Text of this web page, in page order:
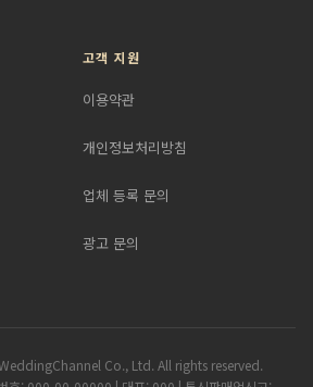
고객 지원
이용약관
개인정보처리방침
업체 등록 문의
광고 문의
Co., Ltd. All rights reserved.